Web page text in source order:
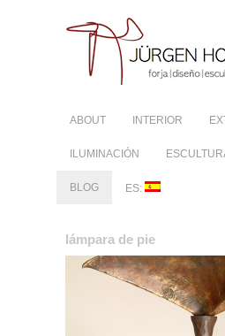
ABOUT INTERIOR
ILUMINACIÓN
BLOG ES:
lámpara de pie